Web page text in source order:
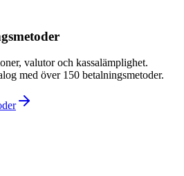
valutor och kassalämplighet.
med över 150 betalningsmetoder.